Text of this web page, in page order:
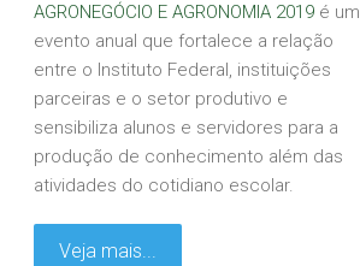
AGRONEGÓCIO E AGRONOMIA 2019 é um
evento anual que fortalece a relação
entre o Instituto Federal, instituições
parceiras e o setor produtivo e
sensibiliza alunos e servidores para a
produção de conhecimento além das
atividades do cotidiano escolar.
Veja mais...